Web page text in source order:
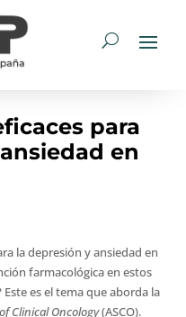
para
en
la depresión y ansiedad en
farmacológica en estos
es el tema que aborda la
Clinical Oncology(ASCO).